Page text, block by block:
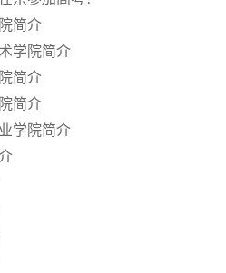
简介
学院简介
简介
简介
学院简介